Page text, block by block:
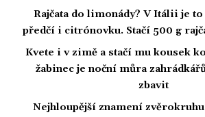
Rajčata do limonády? V Itálii je
předčí i citrónovku. Stačí 500 g
Kvete i v zimě a stačí mu kousek
žabinec je noční můra
zbavit
Nejhloupější znamení